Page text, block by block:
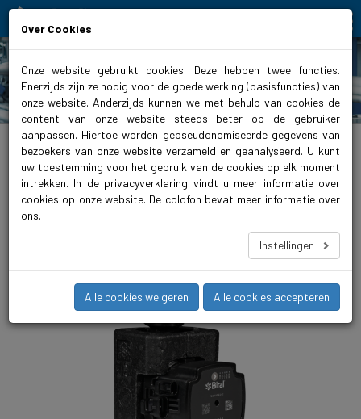
Producten
biral.nl > Producten > Verwarming > Circulatiepompen > MultimAX > MultimAX
MultimAX 32-70 180
De MultimAX is een zeer efficiënte circulatiepomp voor
verwarmingsinstallaties en koel- en zonne-
kunt u met de PWM-koppeling de pomp verbinden met uw
Over Cookies
Onze website gebruikt cookies. Deze hebben twee functies.
Enerzijds zijn ze nodig voor de goede werking (basisfuncties) van
onze website. Anderzijds kunnen we met behulp van cookies de
content van onze website steeds beter op de gebruiker
aanpassen. Hiertoe worden gepseudonomiseerde gegevens van
bezoekers van onze website verzameld en geanalyseerd. U kunt
uw toestemming voor het gebruik van de cookies op elk moment
intrekken. In de privacyverklaring vindt u meer informatie over
cookies op onze website. De colofon bevat meer informatie over
ons.
Instellingen
Alle cookies weigeren Alle cookies accepteren